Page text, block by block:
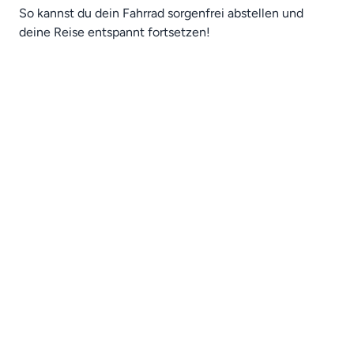
So kannst du dein Fahrrad sorgenfrei abstellen und
deine Reise entspannt fortsetzen!